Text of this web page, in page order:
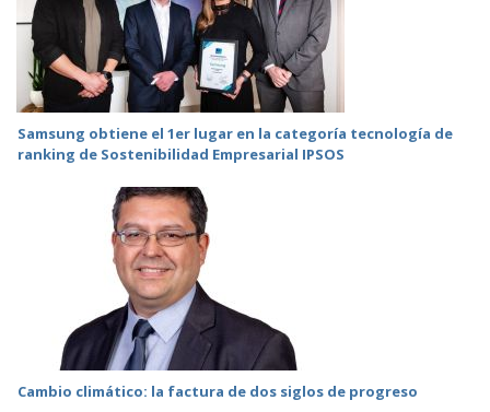
Samsung obtiene el 1er lugar en la categoría tecnología de
ranking de Sostenibilidad Empresarial IPSOS
Cambio climático: la factura de dos siglos de progreso